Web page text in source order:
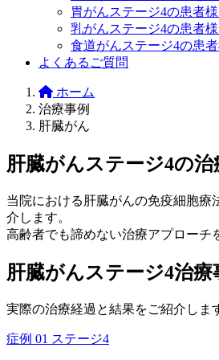
胃がんステージ4の患者
乳がんステージ4の患者
食道がんステージ4の患
よくあるご質問
ホーム
治療事例
肝臓がん
肝臓がんステージ4の治
当院における肝臓がんの免疫細胞療
介します。
高齢者でも諦めない治療アプローチ
肝臓がんステージ4治療
実際の治療経過と結果をご紹介しま
症例 01 ステージ4